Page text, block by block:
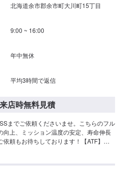
北海道余市郡余市町大川町15丁目
9:00 ~ 16:00
年中無休
平均3時間で返信
来店時無料見積
までご依頼くださいませ。こちらのフル
向上、ミッション温度の安定、寿命伸長
頼もお待ちしております！【ATF】